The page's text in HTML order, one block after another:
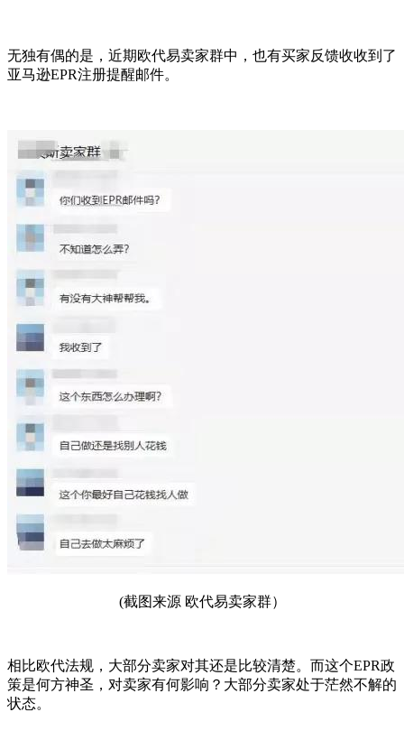
无独有偶的是，近期欧代易卖家群中，也有买家反馈收收到了
亚马逊EPR注册提醒邮件。
(截图来源 欧代易卖家群）
相比欧代法规，大部分卖家对其还是比较清楚。而这个EPR政
策是何方神圣，对卖家有何影响？大部分卖家处于茫然不解的
状态。